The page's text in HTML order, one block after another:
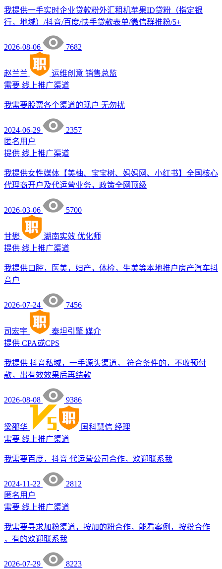
我提供一手实时企业贷款粉外汇租机苹果ID贷粉（指定银
行，地域）/抖音/百度/快手贷款表单/微信群推粉/5+
2026-08-06 7682
赵兰兰 运维创意 销售总监
需要 线上推广渠道
我需要股票各个渠道的现户 无勿扰
2024-06-29
2357
匿名用户
提供 线上推广渠道
我提供女性媒体【美柚、宝宝树、妈妈网、小红书】全国核心
代理商开户及代运营业务，政策全网顶级
2026-03-06 5700
甘懋 湖南实效 优化师
提供 线上推广渠道
我提供口腔，医美，妇产，体检，生美等本地推户房产汽车抖
音户
2026-07-24 7456
司宏宇 泰坦引擎 媒介
提供 CPA或CPS
我提供 抖音私域，一手源头渠道， 符合条件的，不收预付
款，出有效效果后再结款
2026-08-08 9386
梁邵华 国科慧信 经理
需要 线上推广渠道
我需要百度，抖音 代运营公司合作，欢迎联系我
2024-11-22
2812
匿名用户
需要 线上推广渠道
我需要寻求加粉渠道，按加的粉合作，能看案例，按粉合作
，有的欢迎联系我
2026-07-29
8223